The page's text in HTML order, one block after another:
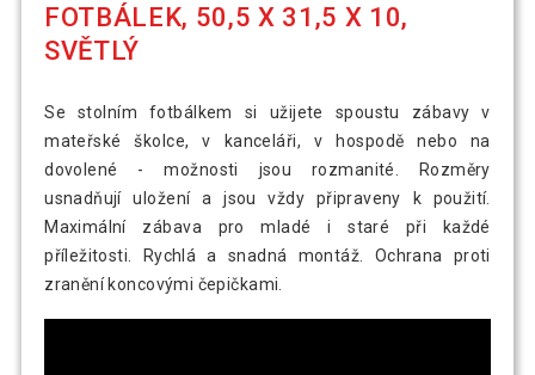
FOTBÁLEK, 50,5 X 31,5 X 10,
SVĚTLÝ
Se stolním fotbálkem si užijete spoustu zábavy v
mateřské školce, v kanceláři, v hospodě nebo na
dovolené - možnosti jsou rozmanité. Rozměry
usnadňují uložení a jsou vždy připraveny k použití.
Maximální zábava pro mladé i staré při každé
příležitosti. Rychlá a snadná montáž. Ochrana proti
zranění koncovými čepičkami.